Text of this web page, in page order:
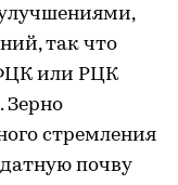
так что
или РЦК
Зерно
стремления
почву